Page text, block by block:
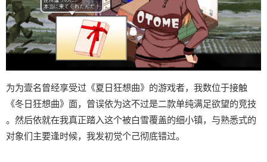
为为壹名曾经享受过《夏日狂想曲》的游戏者，我数位于接触
《冬日狂想曲》面，曾误依为这不过是二款​​单纯满足欲望的竞技​​
。然后依就在我真正踏入这个被白雪覆盖的细小镇，与熟悉式的
对象们主要逢时候，我发初觉个己彻底错过。